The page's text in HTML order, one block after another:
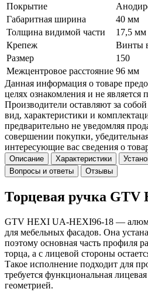
Покрытие
Габаритная ширина
40 мм
Толщина видимой части
17,5 мм
Крепеж
Винты
Размер
150
Межцентровое расстояние 96 мм
Данная информация о товаре
целях ознакомления и не является
Производители оставляют за
вид, характеристики и
предварительно не уведомляя
совершении покупки,
интересующие вас сведения о
Описание Характеристики
Вопросы и ответы
Отзывы
Торцевая ручка GTV
GTV HEXI UA-HEXI96-18 —
для мебельных фасадов. Она
поэтому основная часть профиля
торца, а с лицевой стороны
Такое исполнение подходит для
требуется функциональная
геометрией.